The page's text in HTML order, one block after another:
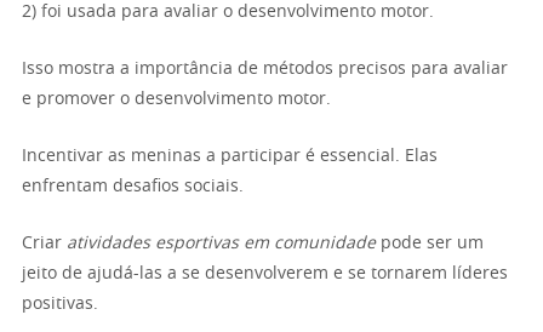
2) foi usada para avaliar o desenvolvimento motor.
Isso mostra a importância de métodos precisos para avaliar
e promover o desenvolvimento motor.
Incentivar as meninas a participar é essencial. Elas
enfrentam desafios sociais.
Criar atividades esportivas em comunidadepode ser um
jeito de ajudá-las a se desenvolverem e se tornarem líderes
positivas.